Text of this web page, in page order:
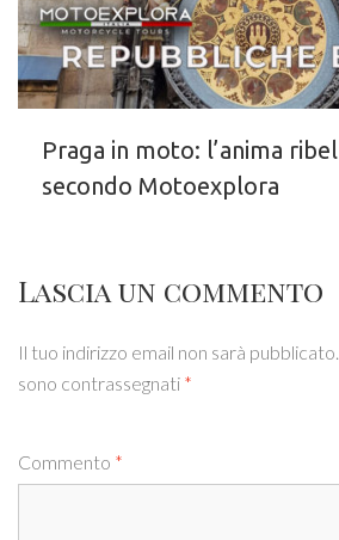
Praga in moto: l’anima
secondo Motoexplora
Lascia un commento
Il tuo indirizzo email non sarà pubblicato.
sono contrassegnati *
Commento *